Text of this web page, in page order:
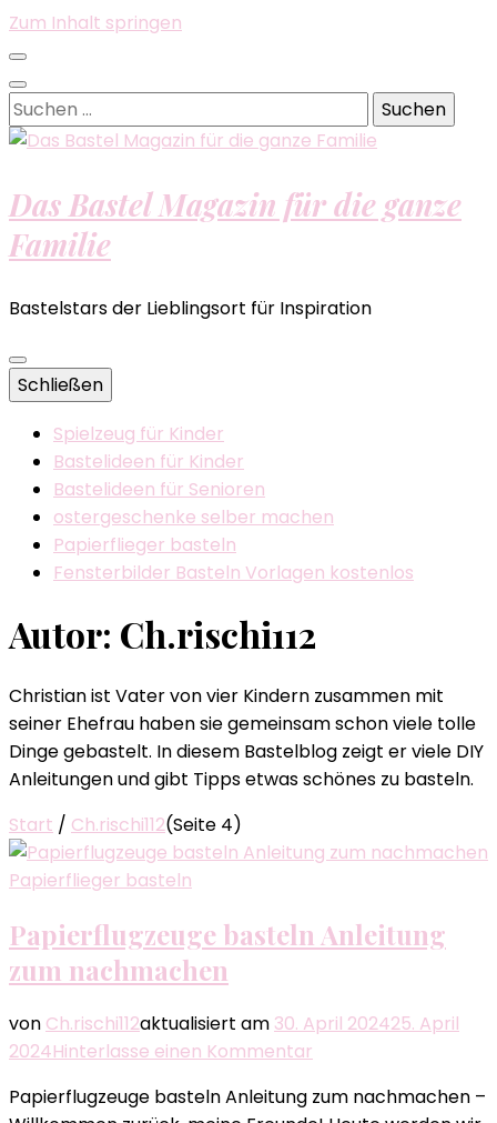
Zum Inhalt springen
Suchen
nach:
Das Bastel Magazin für die ganze
Familie
Bastelstars der Lieblingsort für Inspiration
Schließen
Spielzeug für Kinder
Bastelideen für Kinder
Bastelideen für Senioren
ostergeschenke selber machen
Papierflieger basteln
Fensterbilder Basteln Vorlagen kostenlos
Autor: Ch.rischi112
Christian ist Vater von vier Kindern zusammen mit
seiner Ehefrau haben sie gemeinsam schon viele tolle
Dinge gebastelt. In diesem Bastelblog zeigt er viele DIY
Anleitungen und gibt Tipps etwas schönes zu basteln.
Start / Ch.rischi112(Seite 4)
Papierflieger basteln
Papierflugzeuge basteln Anleitung
zum nachmachen
von Ch.rischi112aktualisiert am 30. April 202425. April
2024Hinterlasse einen Kommentar
basteln
Papierflugzeuge basteln Anleitung zum nachmachen –